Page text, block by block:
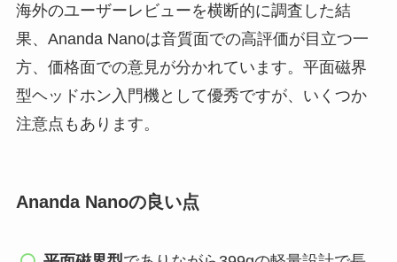
海外のユーザーレビューを横断的に調査した結
果、Ananda Nanoは音質面での高評価が目立つ一
方、価格面での意見が分かれています。平面磁界
型ヘッドホン入門機として優秀ですが、いくつか
注意点もあります。
Ananda Nanoの良い点